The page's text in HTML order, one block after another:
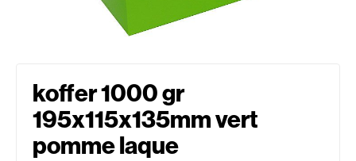
koffer 1000 gr
195x115x135mm vert
pomme laque